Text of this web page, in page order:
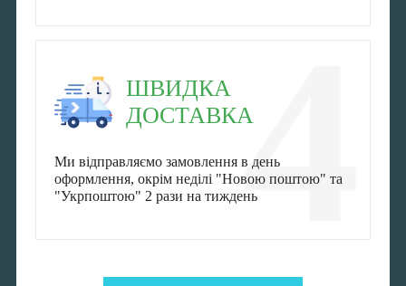
4
ШВИДКА
ДОСТАВКА
Ми відправляємо замовлення в день
оформлення, окрім неділі "Новою поштою" та
"Укрпоштою" 2 рази на тиждень